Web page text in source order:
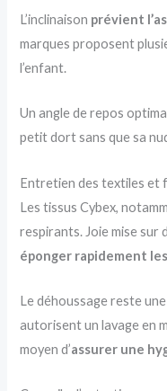
L’inclinaison prévient
marques proposent
l’enfant.
Un angle de repos
petit dort sans que sa
Entretien des textiles et
Les tissus Cybex,
respirants. Joie mise sur
éponger rapidement
Le déhoussage reste
autorisent un lavage en
moyen d’assurer une